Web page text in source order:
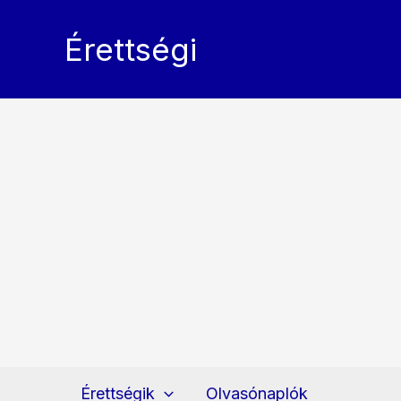
Érettségi
Érettségik Olvasónaplók